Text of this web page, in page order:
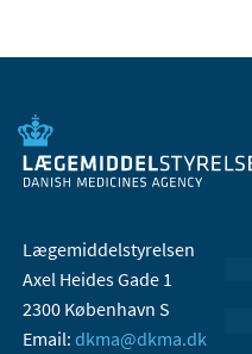
Lægemiddelstyrelsen
Axel Heides Gade 1
2300 København S
Email: dkma@dkma.dk